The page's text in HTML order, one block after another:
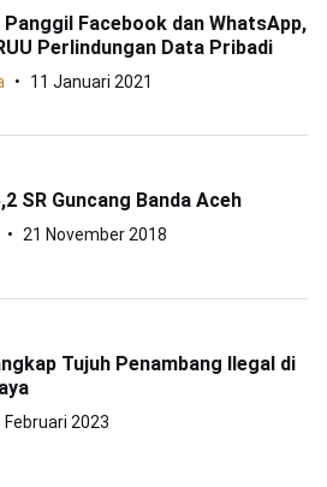
Facebook dan WhatsApp,
Perlindungan Data Pribadi
11 Januari 2021
SR Guncang Banda Aceh
21 November 2018
Tujuh Penambang Ilegal di
Februari 2023